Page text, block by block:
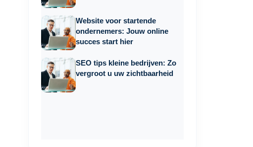
Website voor startende
ondernemers: Jouw online
succes start hier
SEO tips kleine bedrijven: Zo
vergroot u uw zichtbaarheid